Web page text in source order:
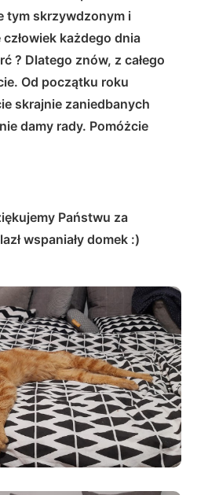
tym skrzywdzonym i
każdego dnia
? Dlatego znów, z całego
Od początku roku
skrajnie zaniedbanych
damy rady. Pomóżcie
Państwu za
wspaniały domek :)